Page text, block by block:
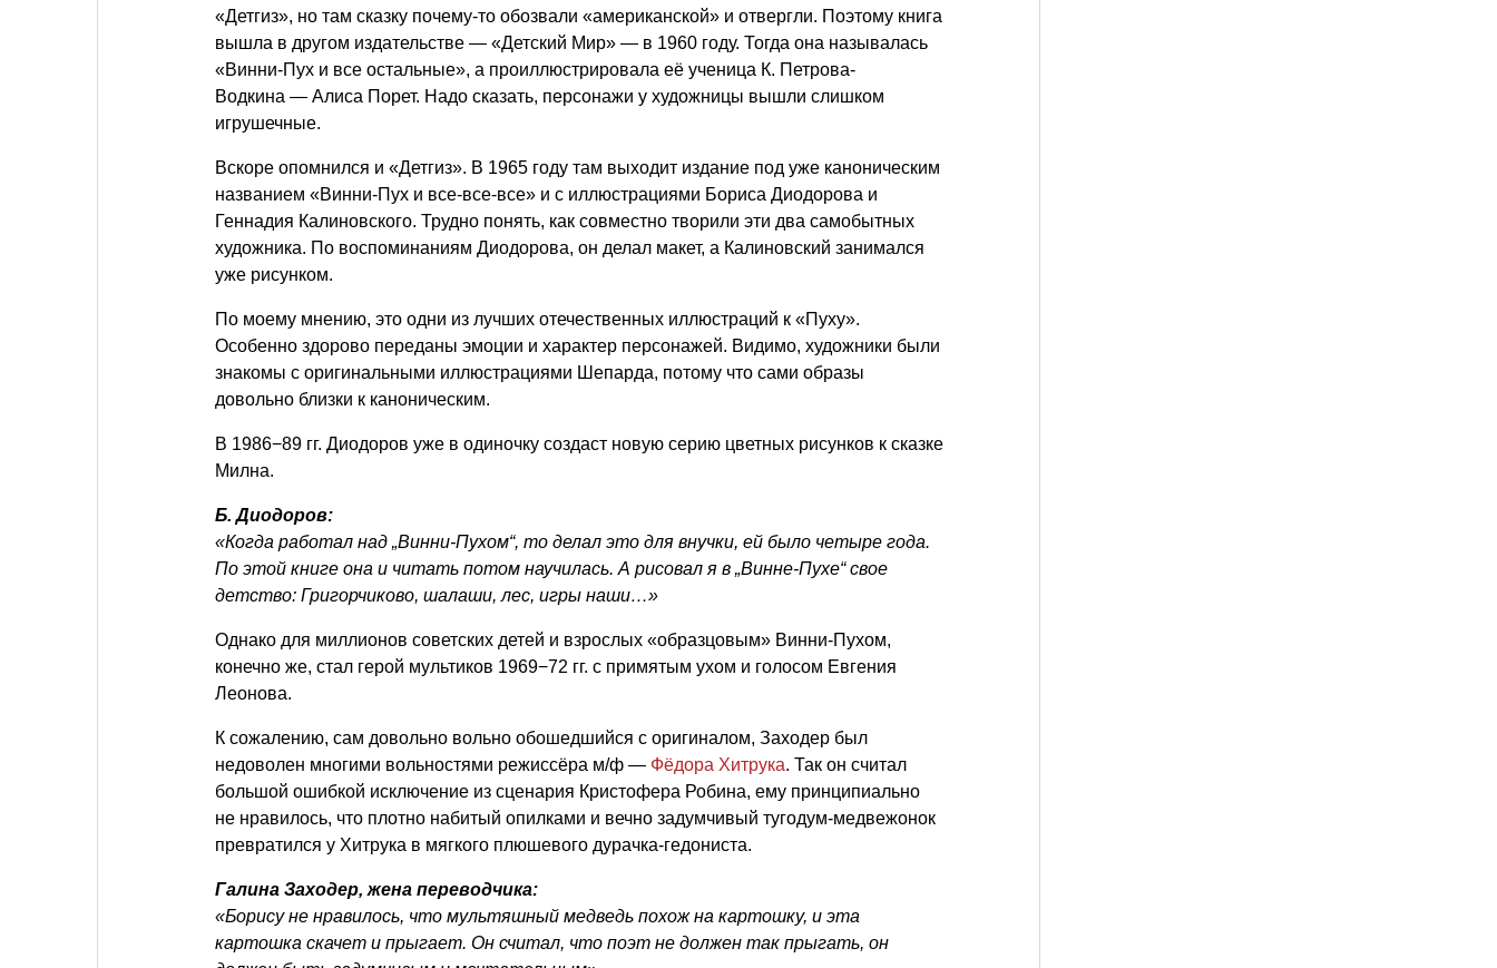
«Детгиз», но там сказку почему-то обозвали «американской» и отвергли. Поэтому книга
вышла в другом издательстве — «Детский Мир» — в 1960 году. Тогда она называлась
«Винни-Пух и все остальные», а проиллюстрировала её ученица К. Петрова-
Водкина — Алиса Порет. Надо сказать, персонажи у художницы вышли слишком
игрушечные.
Вскоре опомнился и «Детгиз». В 1965 году там выходит издание под уже каноническим
названием «Винни-Пух и все-все-все» и с иллюстрациями Бориса Диодорова и
Геннадия Калиновского. Трудно понять, как совместно творили эти два самобытных
художника. По воспоминаниям Диодорова, он делал макет, а Калиновский занимался
уже рисунком.
По моему мнению, это одни из лучших отечественных иллюстраций к «Пуху».
Особенно здорово переданы эмоции и характер персонажей. Видимо, художники были
знакомы с оригинальными иллюстрациями Шепарда, потому что сами образы
довольно близки к каноническим.
В 1986−89 гг. Диодоров уже в одиночку создаст новую серию цветных рисунков к сказке
Милна.
Б. Диодоров:
«Когда работал над „Винни-Пухом“, то делал это для внучки, ей было четыре года.
По этой книге она и читать потом научилась. А рисовал я в „Винне-Пухе“ свое
детство: Григорчиково, шалаши, лес, игры наши…»
Однако для миллионов советских детей и взрослых «образцовым» Винни-Пухом,
конечно же, стал герой мультиков 1969−72 гг. с примятым ухом и голосом Евгения
Леонова.
К сожалению, сам довольно вольно обошедшийся с оригиналом, Заходер был
недоволен многими вольностями режиссёра м/ф — Фёдора Хитрука. Так он считал
большой ошибкой исключение из сценария Кристофера Робина, ему принципиально
не нравилось, что плотно набитый опилками и вечно задумчивый тугодум-медвежонок
превратился у Хитрука в мягкого плюшевого дурачка-гедониста.
Галина Заходер, жена переводчика:
«Борису не нравилось, что мультяшный медведь похож на картошку, и эта
картошка скачет и прыгает. Он считал, что поэт не должен так прыгать, он